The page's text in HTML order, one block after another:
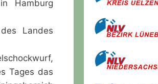
Hamburg
Landes
Tages das